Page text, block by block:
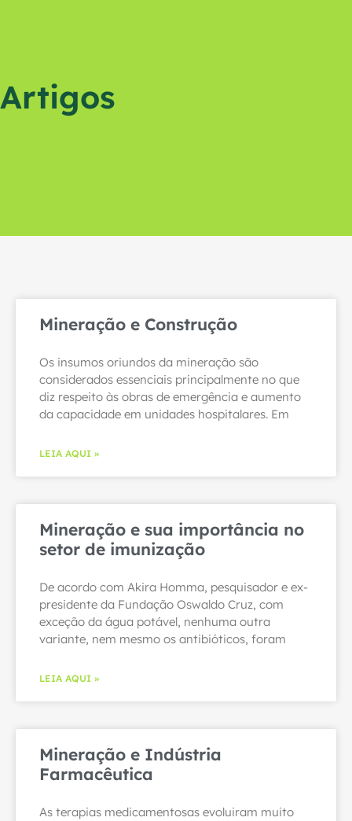
Artigos
Mineração e Construção
Os insumos oriundos da mineração são
considerados essenciais principalmente no que
diz respeito às obras de emergência e aumento
da capacidade em unidades hospitalares. Em
LEIA AQUI »
Mineração e sua importância no
setor de imunização
De acordo com Akira Homma, pesquisador e ex-
presidente da Fundação Oswaldo Cruz, com
exceção da água potável, nenhuma outra
variante, nem mesmo os antibióticos, foram
LEIA AQUI »
Mineração e Indústria
Farmacêutica
As terapias medicamentosas evoluiram muito